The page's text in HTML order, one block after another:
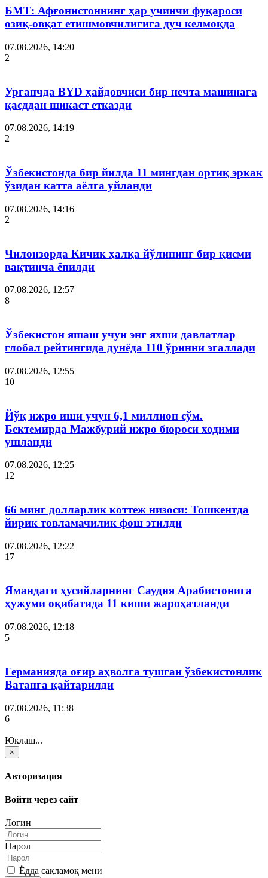
БМТ: Афғонистоннинг ҳар учинчи фуқароси
озиқ-овқат етишмовчилигига дуч келмоқда
07.08.2026, 14:20
2
Урганчда BYD ҳайдовчиси бир нечта машинага
қасддан шикаст етказди
07.08.2026, 14:19
2
Ўзбекистонда бир йилда 11 мингдан ортиқ эркак
ўзидан катта аёлга уйланди
07.08.2026, 14:16
2
Чилонзорда Кичик ҳалқа йўлининг бир қисми
вақтинча ёпилди
07.08.2026, 12:57
8
Ўзбекистон яшаш учун энг яхши давлатлар
глобал рейтингида дунёда 110 ўринни эгаллади
07.08.2026, 12:55
10
Йўқ ижро иши учун 6,1 миллион сўм.
Бектемирда Мажбурий ижро бюроси ходими
ушланди
07.08.2026, 12:25
12
66 минг долларлик коттеж низоси: Тошкентда
йирик товламачилик фош этилди
07.08.2026, 12:22
17
Ямандаги ҳусийларнинг Саудия Арабистонига
ҳужуми оқибатида 11 киши жароҳатланди
07.08.2026, 12:18
5
Германияда оғир аҳволга тушган ўзбекистонлик
Ватанга қайтарилди
07.08.2026, 11:38
6
Юклаш...
×
Авторизация
Войти через сайт
Логин
Парол
Ёдда сақламоқ мени